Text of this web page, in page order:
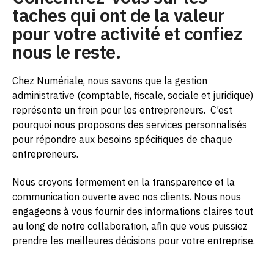
taches qui ont de la valeur
pour votre activité et confiez
nous le reste.
Chez Numériale, nous savons que la gestion
administrative (comptable, fiscale, sociale et juridique)
représente un frein pour les entrepreneurs. C’est
pourquoi nous proposons des services personnalisés
pour répondre aux besoins spécifiques de chaque
entrepreneurs.
Nous croyons fermement en la transparence et la
communication ouverte avec nos clients. Nous nous
engageons à vous fournir des informations claires tout
au long de notre collaboration, afin que vous puissiez
prendre les meilleures décisions pour votre entreprise.